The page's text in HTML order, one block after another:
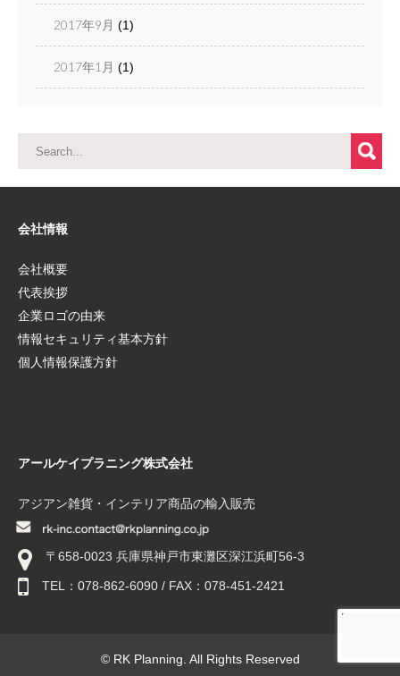
2017年9月 (1)
2017年1月 (1)
会社情報
会社概要
代表挨拶
企業ロゴの由来
情報セキュリティ基本方針
個人情報保護方針
アールケイプラニング株式会社
アジアン雑貨・インテリア商品の輸入販売
〒658-0023 兵庫県神戸市東灘区深江浜町56-3
TEL：078-862-6090 / FAX：078-451-2421
© RK Planning. All Rights Reserved